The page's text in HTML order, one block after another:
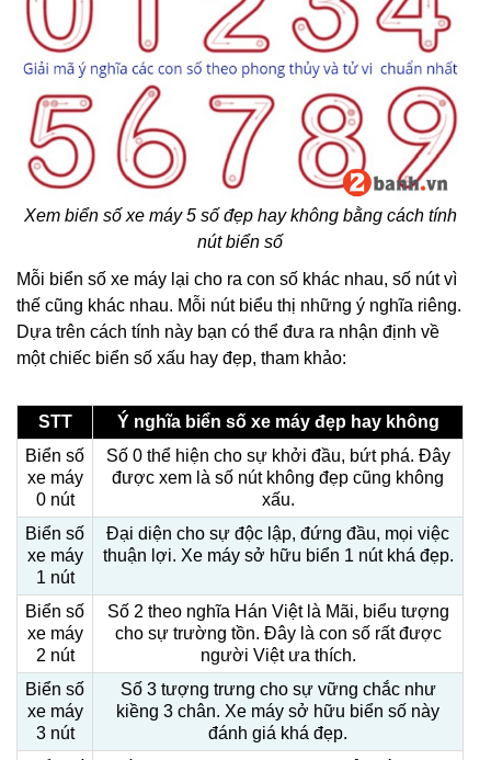
Xem biển số xe máy 5 số đẹp hay không bằng cách tính
nút biển số
Mỗi biển số xe máy lại cho ra con số khác nhau, số nút vì
thế cũng khác nhau. Mỗi nút biểu thị những ý nghĩa riêng.
Dựa trên cách tính này bạn có thể đưa ra nhận định về
một chiếc biển số xấu hay đẹp, tham khảo:
STT
Ý nghĩa biển số xe máy đẹp hay không
Biển số
xe máy
0 nút
Số 0 thể hiện cho sự khởi đầu, bứt phá. Đây
được xem là số nút không đẹp cũng không
xấu.
Biển số
xe máy
1 nút
Đại diện cho sự độc lập, đứng đầu, mọi việc
thuận lợi. Xe máy sở hữu biển 1 nút khá đẹp.
Biển số
xe máy
2 nút
Số 2 theo nghĩa Hán Việt là Mãi, biểu tượng
cho sự trường tồn. Đây là con số rất được
người Việt ưa thích.
Biển số
xe máy
3 nút
Số 3 tượng trưng cho sự vững chắc như
kiềng 3 chân. Xe máy sở hữu biển số này
đánh giá khá đẹp.